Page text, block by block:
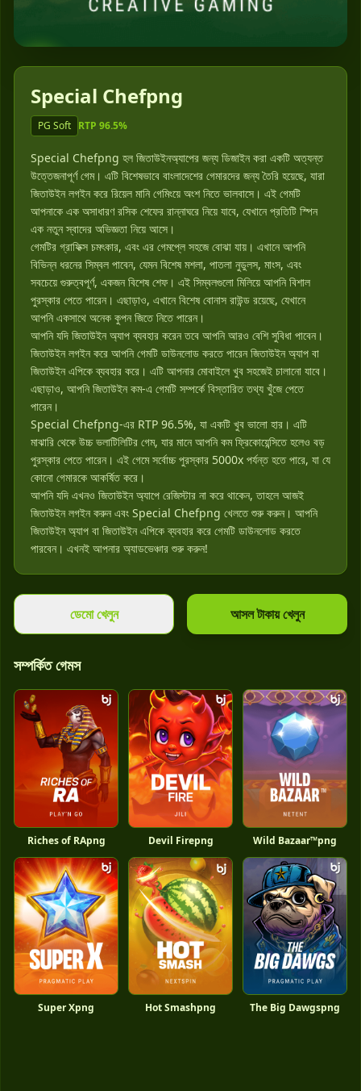
▶
Special Chefpng
PG Soft RTP 96.5%
Special Chefpng হল জিতাউইনঅ্যাপের জন্য ডিজাইন করা একটি অত্যন্ত
উত্তেজনাপূর্ণ গেম। এটি বিশেষভাবে বাংলাদেশের গেমারদের জন্য তৈরি হয়েছে, যারা
জিতাউইন লগইন করে রিয়েল মানি গেমিংয়ে অংশ নিতে ভালবাসে। এই গেমটি
আপনাকে এক অসাধারণ রসিক শেফের রান্নাঘরে নিয়ে যাবে, যেখানে প্রতিটি স্পিন
এক নতুন স্বাদের অভিজ্ঞতা নিয়ে আসে।
গেমটির গ্রাফিক্স চমৎকার, এবং এর গেমপ্লে সহজে বোঝা যায়। এখানে আপনি
বিভিন্ন ধরনের সিম্বল পাবেন, যেমন বিশেষ মশলা, পাতলা নুডুলস, মাংস, এবং
সবচেয়ে গুরুত্বপূর্ণ, একজন বিশেষ শেফ। এই সিম্বলগুলো মিলিয়ে আপনি বিশাল
পুরস্কার পেতে পারেন। এছাড়াও, এখানে বিশেষ বোনাস রাউন্ড রয়েছে, যেখানে
আপনি একসাথে অনেক কুপন জিতে নিতে পারেন।
আপনি যদি জিতাউইন অ্যাপ ব্যবহার করেন তবে আপনি আরও বেশি সুবিধা পাবেন।
জিতাউইন লগইন করে আপনি গেমটি ডাউনলোড করতে পারেন জিতাউইন অ্যাপ বা
জিতাউইন এপিকে ব্যবহার করে। এটি আপনার মোবাইলে খুব সহজেই চালানো যাবে।
এছাড়াও, আপনি জিতাউইন কম-এ গেমটি সম্পর্কে বিস্তারিত তথ্য খুঁজে পেতে
পারেন।
Special Chefpng-এর RTP 96.5%, যা একটি খুব ভালো হার। এটি
মাঝারি থেকে উচ্চ ভলাটিলিটির গেম, যার মানে আপনি কম ফ্রিকোয়েন্সিতে হলেও বড়
পুরস্কার পেতে পারেন। এই গেমে সর্বোচ্চ পুরস্কার 5000x পর্যন্ত হতে পারে, যা যে
কোনো গেমারকে আকর্ষিত করে।
আপনি যদি এখনও জিতাউইন অ্যাপে রেজিস্টার না করে থাকেন, তাহলে আজই
জিতাউইন লগইন করুন এবং Special Chefpng খেলতে শুরু করুন। আপনি
জিতাউইন অ্যাপ বা জিতাউইন এপিকে ব্যবহার করে গেমটি ডাউনলোড করতে
পারবেন। এখনই আপনার অ্যাডভেঞ্চার শুরু করুন!
ডেমো খেলুন আসল টাকায় খেলুন
সম্পর্কিত গেমস
Riches of RApng Devil Firepng Wild Bazaar™png
Super Xpng Hot Smashpng The Big Dawgspng